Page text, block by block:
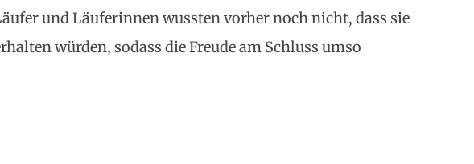
und Läuferinnen wussten vorher noch nicht, dass sie
würden, sodass die Freude am Schluss umso